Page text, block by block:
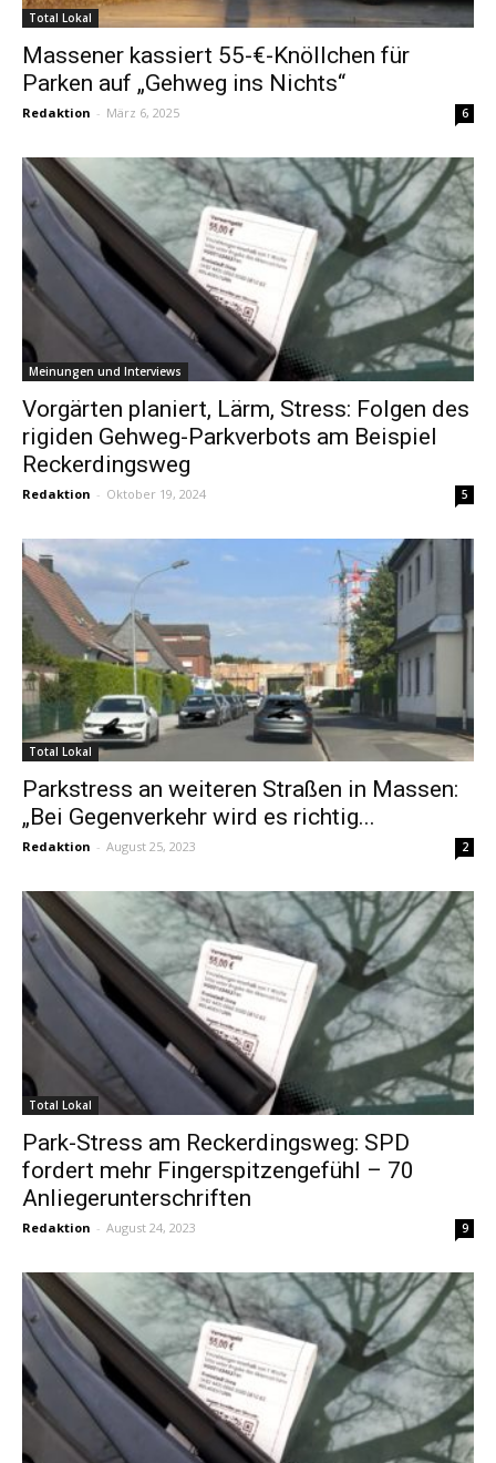
Total Lokal
Massener kassiert 55-€-Knöllchen für
Parken auf „Gehweg ins Nichts“
Redaktion - März 6, 2025 6
Meinungen und Interviews
Vorgärten planiert, Lärm, Stress: Folgen des
rigiden Gehweg-Parkverbots am Beispiel
Reckerdingsweg
Redaktion - Oktober 19, 2024 5
Total Lokal
Parkstress an weiteren Straßen in Massen:
„Bei Gegenverkehr wird es richtig...
Redaktion - August 25, 2023 2
Total Lokal
Park-Stress am Reckerdingsweg: SPD
fordert mehr Fingerspitzengefühl – 70
Anliegerunterschriften
Redaktion - August 24, 2023 9